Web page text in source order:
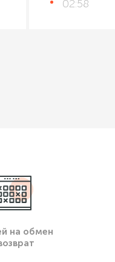
02:58
на обмен